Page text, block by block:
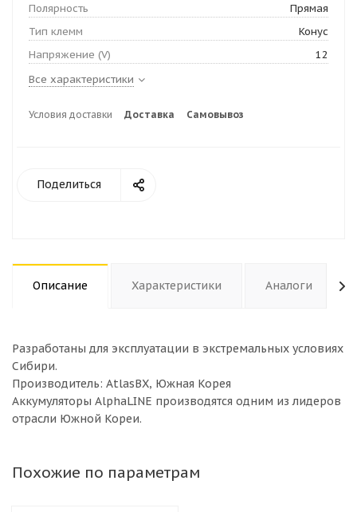
Полярность
Прямая
Тип клемм
Конус
Напряжение (V)
12
Все характеристики
Условия доставки Доставка Самовывоз
Поделиться
Описание Характеристики Аналоги
Разработаны для эксплуатации в экстремальных условиях
Сибири.
Производитель: AtlasBX, Южная Корея
Аккумуляторы AlphaLINE производятся одним из лидеров
отрасли Южной Кореи.
Похожие по параметрам